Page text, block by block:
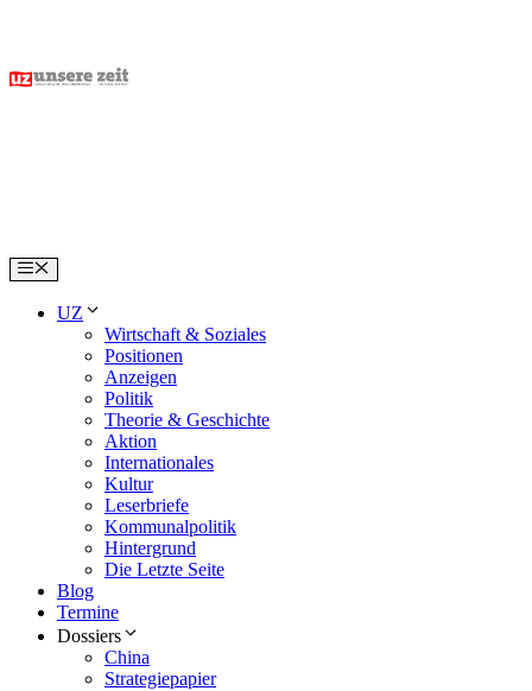
content
Menu
UZ
Wirtschaft & Soziales
Positionen
Anzeigen
Politik
Theorie & Geschichte
Aktion
Internationales
Kultur
Leserbriefe
Kommunalpolitik
Hintergrund
Die Letzte Seite
Blog
Termine
Dossiers
China
Strategiepapier